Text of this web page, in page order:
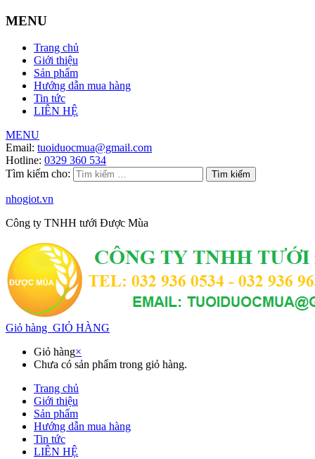
MENU
Trang chủ
Giới thiệu
Sản phẩm
Hướng dẫn mua hàng
Tin tức
LIÊN HỆ
MENU
Email: tuoiduocmua@gmail.com
Hotline: 0329 360 534
Tìm kiếm cho:
nhogiot.vn
Công ty TNHH tưới Được Mùa
Giỏ hàng GIỎ HÀNG
Giỏ hàng×
Chưa có sản phẩm trong giỏ hàng.
Trang chủ
Giới thiệu
Sản phẩm
Hướng dẫn mua hàng
Tin tức
LIÊN HỆ